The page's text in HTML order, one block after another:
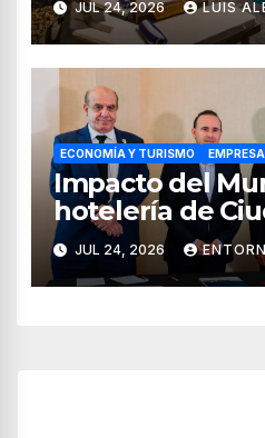
JUL 24, 2026 LUIS
ECONOMÍA Y TURISMO
Impacto del
hotelería de
México,
Monterrey
JUL 24, 2026